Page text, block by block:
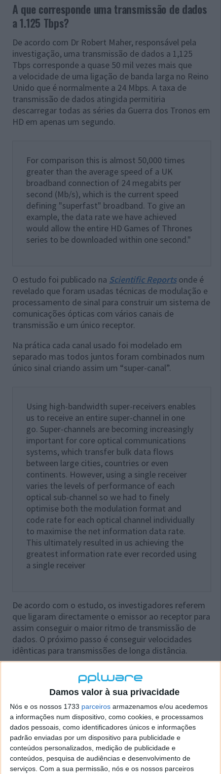
Damos valor à sua privacidade
Nós e os nossos 1733 parceiros armazenamos e/ou acedemos
a informações num dispositivo, como cookies, e processamos
dados pessoais, como identificadores únicos e informações
padrão enviadas por um dispositivo para publicidade e
conteúdos personalizados, medição de publicidade e
conteúdos, pesquisa de audiências e desenvolvimento de
serviços. Com a sua permissão, nós e os nossos parceiros
A que corresponde uma transmissão de dados
a 1.125 Tbps?
De acordo com Dr Robert Maher, responsável pela
investigação, uma transmissão de dados a 1,125
Tbps corresponde a quase 50 mil vezes mais que
a velocidade de uma ligação de banda larga no Reino
Unido que é normalmente a 24 Mbps. A taxa de
transmissão de dados atingida permitiria
descarregar todas as séries da Guerra dos Tronos em
HD em apenas um segundo.
For comparison this is almost 50,000 times
greater than the average speed of a UK
broadband connection of 24 megabits per
second (Mb/s), which is the current speed
defining "superfast" broadband. To give an
example, the data rate we have achieved
would allow the entire HD Games of Thrones
series to be downloaded within one second."
O estudo foi publicado na Scientific Reportsonde é
revelado que foram usadas técnicas de modulação e
processamento de sinal para construir um sistema de
comunicações ópticas com vários canais de
transmissão e um único receptor.
Na prática cada canal usado foi modelado em
separado mas todos juntos foram combinados num
único sinal criando assim um “super-canal”.
Using high-bandwidth super-receivers enables
us to receive an entire super-channel in one
go. Super-channels are becoming increasingly
important for core optical communications
systems, which transfer bulk data flows
between large cities, countries or even
continents. However, using a single receiver
varies the levels of performance of each
optical sub-channel so we had to finely
optimise both the modulation format and
code rate for each optical channel individually
to maximise the net information data rate.
This ultimately resulted in us achieving the
greatest information rate ever recorded using
a single receiver
De acordo com o estudo, os investigadores referem
que ligaram directamente o emissor ao receptor para
assim conseguir o maior ritmo de transmissão de
dados. O próximo passo é conseguir velocidades
idênticas para transmissões de longa distância.
O artigo com o nome “Increasing the information
rates of optical communications via coded
modulation: a study of transceiver performance”
pode ser descarregadoaqui.
Este artigo tem mais de um ano